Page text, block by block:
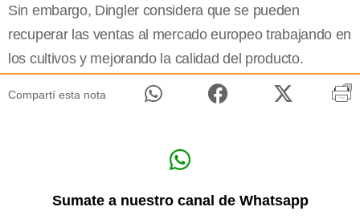
Sin embargo, Dingler considera que se pueden
recuperar las ventas al mercado europeo trabajando en
los cultivos y mejorando la calidad del producto.
Compartí esta nota
Sumate a nuestro canal de Whatsapp